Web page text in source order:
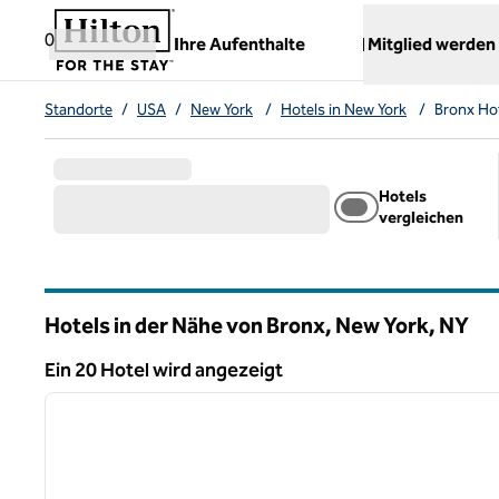
Weiter zum Inhalt
0
Ihre Aufenthalte
,öffnet neue Registerkarte
Mitglied werden
Standorte / USA / New York / Hotels in New York / Bronx
Hotels
vergleichen
Hotels in der Nähe von Bronx, New York, NY
Ein 20 Hotel wird angezeigt
Ein 20 Hotel wird angezeigt
1 von 12